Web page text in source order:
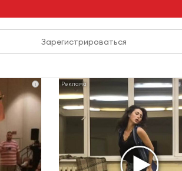
Зарегистрироваться
i